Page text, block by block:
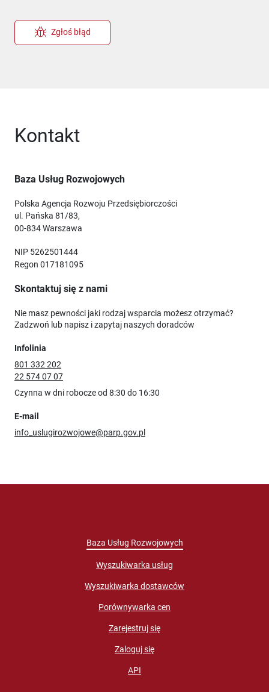
Zgłoś błąd
Kontakt
Baza Usług Rozwojowych
Polska Agencja Rozwoju Przedsiębiorczości
ul. Pańska 81/83,
00-834 Warszawa
NIP 5262501444
Regon 017181095
Skontaktuj się z nami
Nie masz pewności jaki rodzaj wsparcia możesz otrzymać?
Zadzwoń lub napisz i zapytaj naszych doradców
Infolinia
801 332 202
22 574 07 07
Czynna w dni robocze od 8:30 do 16:30
E-mail
info_uslugirozwojowe@parp.gov.pl
Baza Usług Rozwojowych
Wyszukiwarka usług
Wyszukiwarka dostawców
Porównywarka cen
Zarejestruj się
Zaloguj się
API